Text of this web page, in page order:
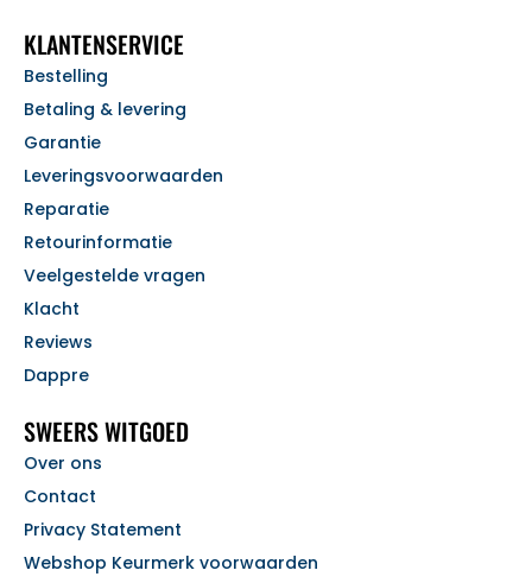
KLANTENSERVICE
Bestelling
Betaling & levering
Garantie
Leveringsvoorwaarden
Reparatie
Retourinformatie
Veelgestelde vragen
Klacht
Reviews
Dappre
SWEERS WITGOED
Over ons
Contact
Privacy Statement
Webshop Keurmerk voorwaarden